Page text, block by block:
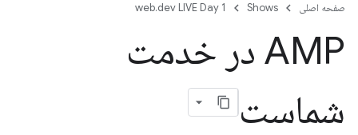
صفحه اصلی Shows
web.dev LIVE Day 1
AMP در خدمت
شماست